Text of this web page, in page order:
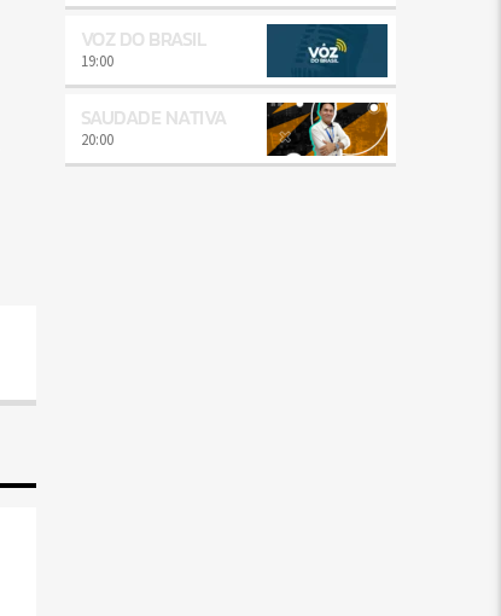
VOZ DO BRASIL
19:00
SAUDADE NATIVA
20:00